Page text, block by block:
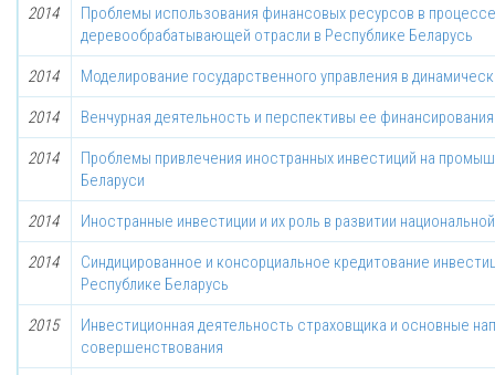
2014
Проблемы использования финансовых ресурсов в
деревообрабатывающей отрасли в Республике Беларусь
2014 Моделирование государственного управления в
2014 Венчурная деятельность и перспективы ее
2014
Проблемы привлечения иностранных инвестиций на
Беларуси
2014 Иностранные инвестиции и их роль в развитии
2014
Синдицированное и консорциальное кредитование
Республике Беларусь
2015
Инвестиционная деятельность страховщика и основные
совершенствования